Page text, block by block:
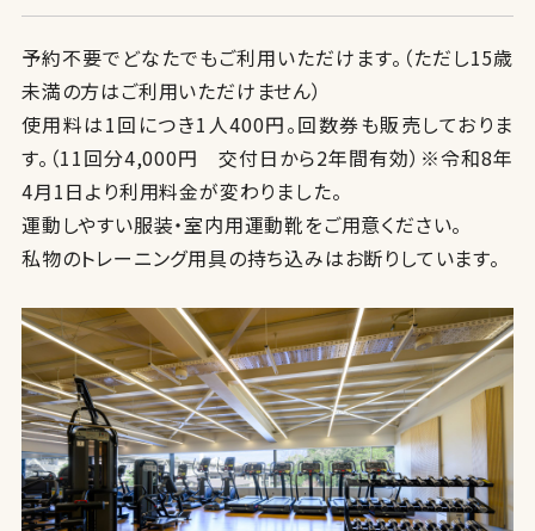
予約不要でどなたでもご利用いただけます。（ただし15歳
未満の方はご利用いただけません）
使用料は1回につき1人400円。回数券も販売しておりま
す。（11回分4,000円 交付日から2年間有効）※令和8年
4月1日より利用料金が変わりました。
運動しやすい服装・室内用運動靴をご用意ください。
私物のトレーニング用具の持ち込みはお断りしています。